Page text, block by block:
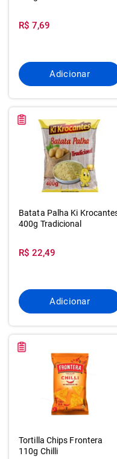
R$ 7,69
Adicionar
Batata Palha Ki
400g Tradicional
R$ 22,49
Adicionar
Tortilla Chips Frontera
110g Chilli